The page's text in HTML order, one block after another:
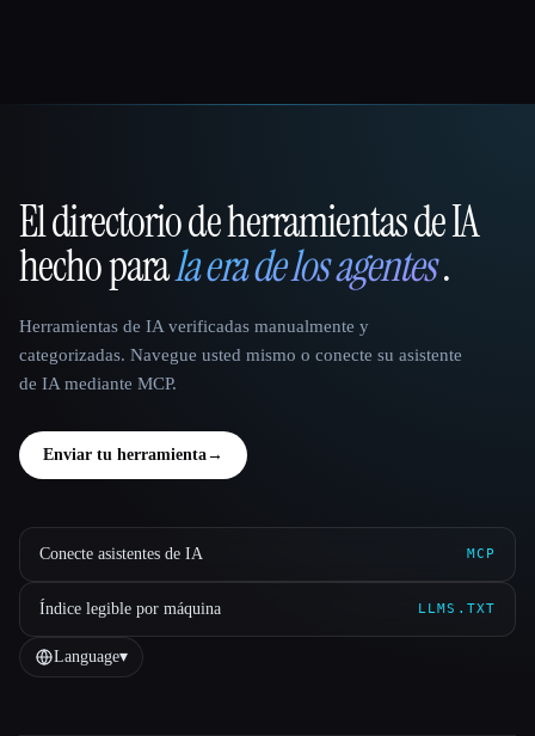
That AI Collection
El directorio de herramientas de IA
hecho parala era de los agentes.
Herramientas de IA verificadas manualmente y
categorizadas. Navegue usted mismo o conecte su asistente
de IA mediante MCP.
Enviar tu herramienta→
Conecte asistentes de IA MCP
Índice legible por máquina LLMS.TXT
Language▾